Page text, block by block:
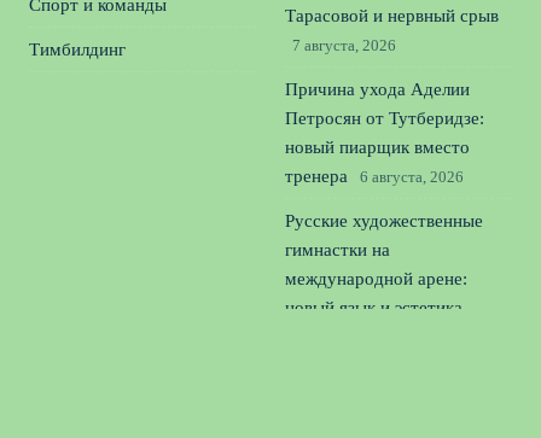
Спорт и команды
Тимбилдинг
Тарасовой и нервный срыв
7 августа, 2026
Причина ухода Аделии
Петросян от Тутберидзе:
новый пиарщик вместо
тренера
6 августа, 2026
Русские художественные
гимнастки на
международной арене:
новый язык и эстетика